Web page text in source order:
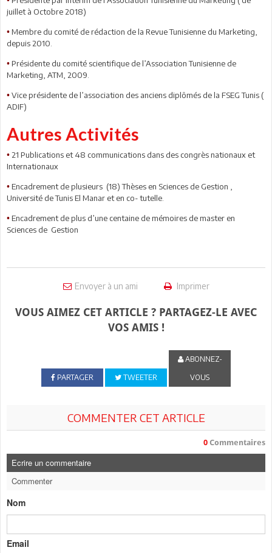
juillet à Octobre 2018)
• Membre du comité de rédaction de la Revue Tunisienne du Marketing,
depuis 2010.
• Présidente du comité scientifique de l’Association Tunisienne de
Marketing, ATM, 2009.
• Vice présidente de l’association des anciens diplômés de la FSEG Tunis (
ADIF)
Autres Activités
• 21 Publications et 48 communications dans des congrès nationaux et
Internationaux
• Encadrement de plusieurs (18) Thèses en Sciences de Gestion ,
Université de Tunis El Manar et en co- tutelle.
• Encadrement de plus d’une centaine de mémoires de master en
Sciences de Gestion
Envoyer à un ami Imprimer
VOUS AIMEZ CET ARTICLE ? PARTAGEZ-LE AVEC
VOS AMIS !
PARTAGER TWEETER
ABONNEZ-
VOUS
COMMENTER CET ARTICLE
0 Commentaires
Ecrire un commentaire
Commenter
Nom
Email